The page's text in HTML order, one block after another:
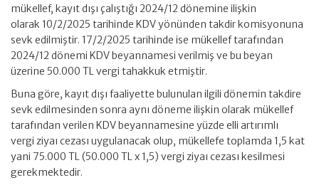
mükellef, kayıt dışı çalıştığı 2024/12 dönemine ilişkin
olarak 10/2/2025 tarihinde KDV yönünden takdir komisyonuna
sevk edilmiştir. 17/2/2025 tarihinde ise mükellef tarafından
2024/12 dönemi KDV beyannamesi verilmiş ve bu beyan
üzerine 50.000 TL vergi tahakkuk etmiştir.
Buna göre, kayıt dışı faaliyette bulunulan ilgili dönemin takdire
sevk edilmesinden sonra aynı döneme ilişkin olarak mükellef
tarafından verilen KDV beyannamesine yüzde elli artırımlı
vergi ziyaı cezası uygulanacak olup, mükellefe toplamda 1,5 kat
yani 75.000 TL (50.000 TL x 1,5) vergi ziyaı cezası kesilmesi
gerekmektedir.